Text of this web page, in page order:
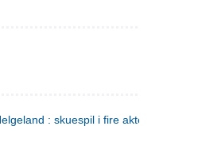
: skuespil i fire akter